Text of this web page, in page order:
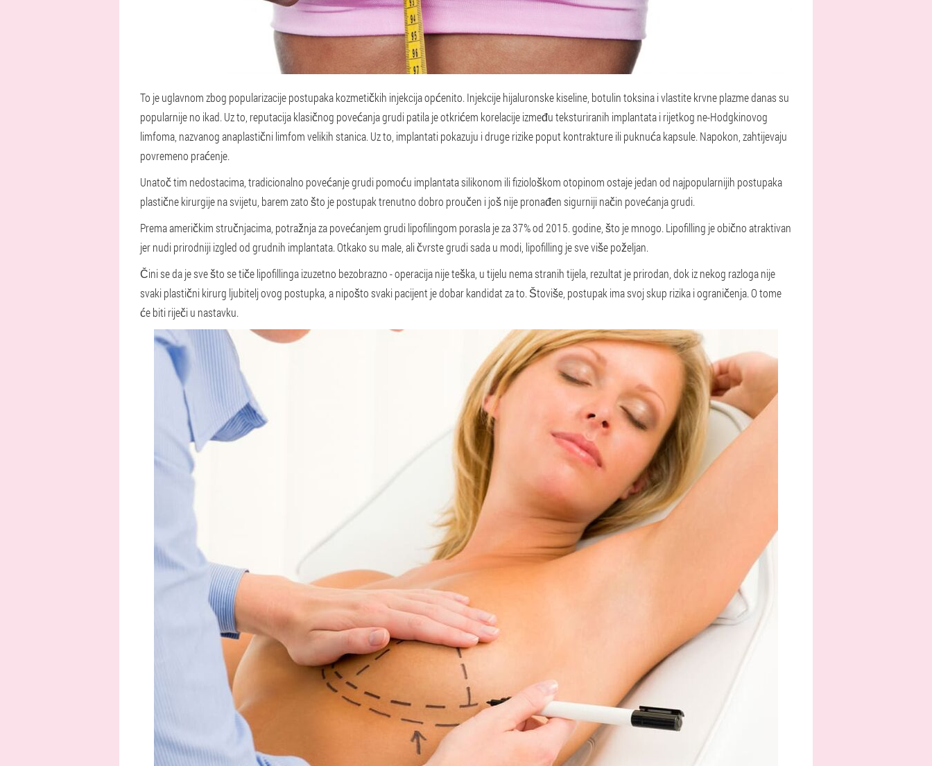
To je uglavnom zbog popularizacije postupaka kozmetičkih injekcija općenito. Injekcije hijaluronske kiseline, botulin toksina i vlastite krvne plazme danas su
popularnije no ikad. Uz to, reputacija klasičnog povećanja grudi patila je otkrićem korelacije između teksturiranih implantata i rijetkog ne-Hodgkinovog
limfoma, nazvanog anaplastični limfom velikih stanica. Uz to, implantati pokazuju i druge rizike poput kontrakture ili puknuća kapsule. Napokon, zahtijevaju
povremeno praćenje.
Unatoč tim nedostacima, tradicionalno povećanje grudi pomoću implantata silikonom ili fiziološkom otopinom ostaje jedan od najpopularnijih postupaka
plastične kirurgije na svijetu, barem zato što je postupak trenutno dobro proučen i još nije pronađen sigurniji način povećanja grudi.
Prema američkim stručnjacima, potražnja za povećanjem grudi lipofilingom porasla je za 37% od 2015. godine, što je mnogo. Lipofilling je obično atraktivan
jer nudi prirodniji izgled od grudnih implantata. Otkako su male, ali čvrste grudi sada u modi, lipofilling je sve više poželjan.
Čini se da je sve što se tiče lipofillinga izuzetno bezobrazno - operacija nije teška, u tijelu nema stranih tijela, rezultat je prirodan, dok iz nekog razloga nije
svaki plastični kirurg ljubitelj ovog postupka, a nipošto svaki pacijent je dobar kandidat za to. Štoviše, postupak ima svoj skup rizika i ograničenja. O tome
će biti riječi u nastavku.